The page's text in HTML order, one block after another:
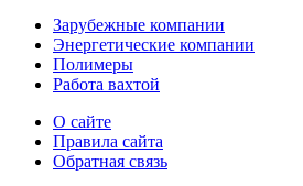
Зарубежные компании
Энергетические компании
Полимеры
Работа вахтой
О сайте
Правила сайта
Обратная связь